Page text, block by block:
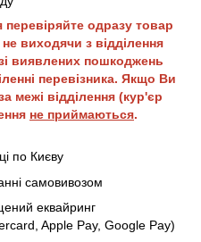
одразу товар
не виходячи з відділення
виявлених пошкоджень
перевізника. Якщо Ви
межі відділення (кур'єр
не приймаються.
по Києву
самовивозом
еквайринг
Apple Pay, Google Pay)